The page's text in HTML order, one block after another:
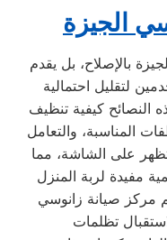
الجيزة
بالإصلاح، بل يقدم
لتقليل احتمالية
كيفية تنظيف
المناسبة، والتعامل
على الشاشة، مما
مركز صيانة زانوسي
تظلمات